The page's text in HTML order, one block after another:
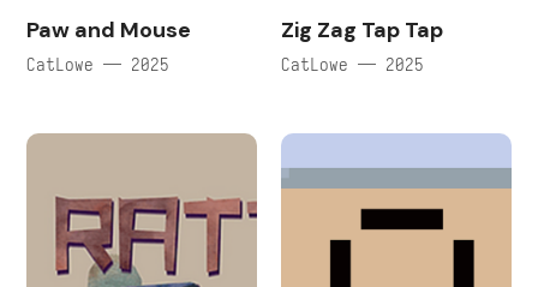
Paw and Mouse
CatLowe — 2025
Zig Zag Tap Tap
CatLowe — 2025